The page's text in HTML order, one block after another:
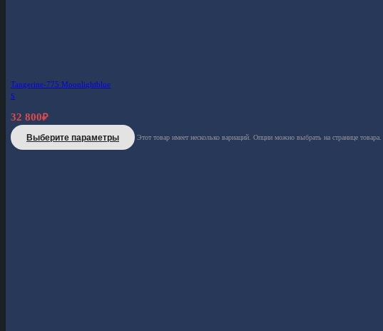
Tangerine-775 Moonlightblue
S
32 800₽
Выберите параметры Этот товар имеет несколько вариаций. Опции можно выбрать на странице товара.